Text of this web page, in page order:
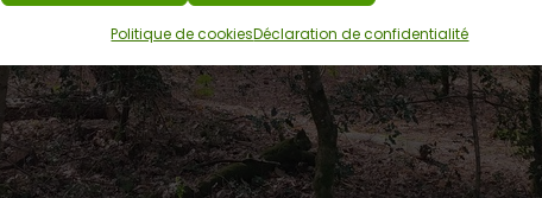
Politique de cookiesDéclaration de confidentialité